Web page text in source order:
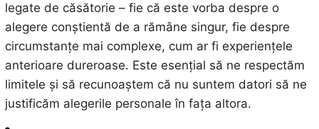
legate de căsătorie – fie că este vorba despre o
alegere conștientă de a rămâne singur, fie despre
circumstanțe mai complexe, cum ar fi experiențele
anterioare dureroase. Este esențial să ne respectăm
limitele și să recunoaștem că nu suntem datori să ne
justificăm alegerile personale în fața altora.